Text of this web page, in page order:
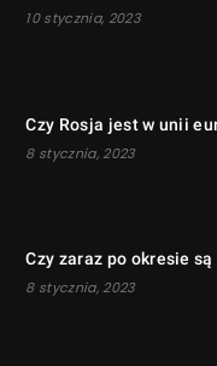
10 stycznia, 2023
Czy Rosja jest w unii
8 stycznia, 2023
Czy zaraz po okresie są
8 stycznia, 2023